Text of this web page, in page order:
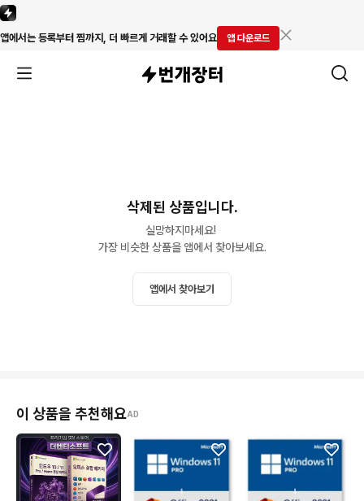
앱에서는 등록부터 찜까지, 더 빠르게 거래할 수 있어요 앱 다운로드
삭제된 상품입니다.
실망하지마세요!
가장 비슷한 상품을 앱에서 찾아보세요.
앱에서 찾아보기
이 상품을 추천해요AD